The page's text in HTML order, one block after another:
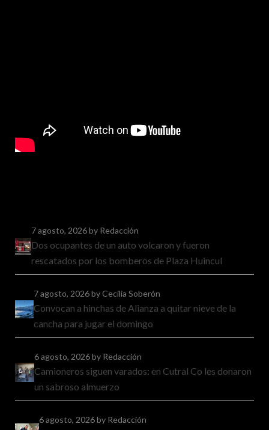
7 agosto, 2026by Redacción
Dos ocupantes de un auto volcaron y fueron
rescatados por los bomberos de Plaza Huincul
7 agosto, 2026by Cecilia Soberón
Convocan a hinchas de Alianza a quitar nieve de la
cancha para jugar el domingo
6 agosto, 2026by Redacción
Camioneros siguen varados: en Cutral Co les donaron
un sabroso almuerzo
6 agosto, 2026by Redacción